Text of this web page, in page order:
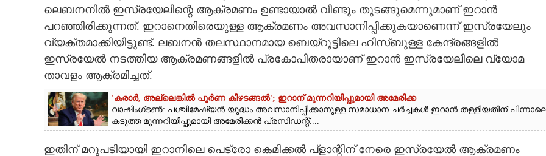
CONTACT US
ലെബനനിൽ ഇസ്രയേലിന്റെ ആക്രമണം ഉണ്ടായാൽ വീണ്ടും തുടങ്ങുമെന്നുമാണ് ഇറാൻ
പറഞ്ഞിരിക്കുന്നത്. ഇറാനെതിരെയുള്ള ആക്രമണം അവസാനിപ്പിക്കുകയാണെന്ന് ഇസ്രയേലും
വ്യക്തമാക്കിയിട്ടുണ്ട്. ലബനൻ തലസ്ഥാനമായ ബെയ്‌റൂട്ടിലെ ഹിസ്‌ബുള്ള കേന്ദ്രങ്ങളിൽ
ഇസ്രയേൽ നടത്തിയ ആക്രമണങ്ങളിൽ പ്രകോപിതരായാണ് ഇറാൻ ഇസ്രയേലിലെ വ്യോമ
താവളം ആക്രമിച്ചത്.
'കരാർ, അല്ലെങ്കിൽ പൂർണ കീഴടങ്ങൽ'; ഇറാന് മുന്നറിയിപ്പുമായി അമേരിക്ക
വാഷിംഗ്‌ടൺ: പശ്ചിമേഷ്യൻ യുദ്ധം അവസാനിപ്പിക്കാനുള്ള സമാധാന ചർച്ചകൾ ഇറാൻ തള്ളിയതിന്
കടുത്ത മുന്നറിയിപ്പുമായി അമേരിക്കൻ പ്രസിഡന്റ്....
ഇതിന് മറുപടിയായി ഇറാനിലെ പെട്രോ കെമിക്കൽ പ്ളാന്റിന് നേരെ ഇസ്രയേൽ ആക്രമണം